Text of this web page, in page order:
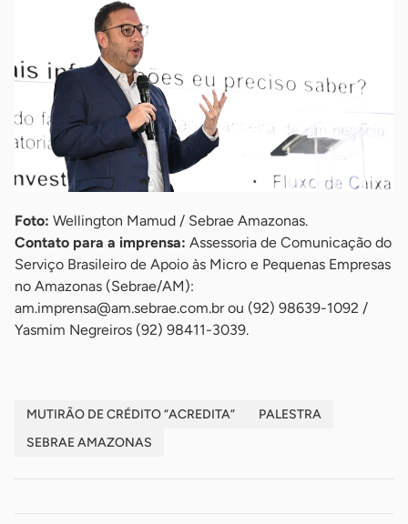
Foto: Wellington Mamud / Sebrae Amazonas.
Contato para a imprensa: Assessoria de Comunicação do
Serviço Brasileiro de Apoio às Micro e Pequenas Empresas
no Amazonas (Sebrae/AM):
am.imprensa@am.sebrae.com.brou (92) 98639-1092 /
Yasmim Negreiros (92) 98411-3039.
MUTIRÃO DE CRÉDITO “ACREDITA”
PALESTRA
SEBRAE AMAZONAS